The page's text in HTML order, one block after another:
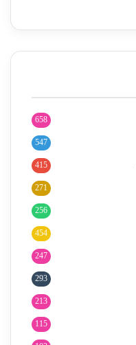
658
547
415
271
256
454
247
293
213
115